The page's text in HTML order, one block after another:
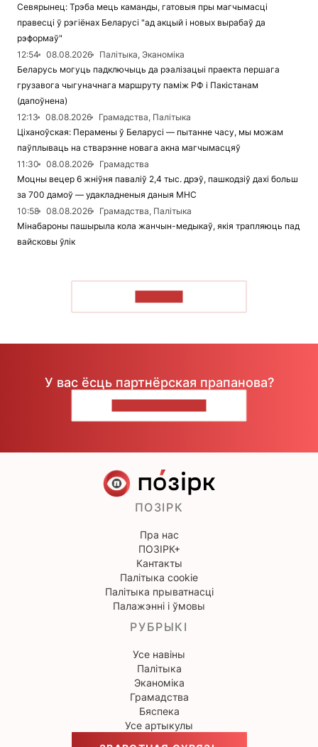
Севярынец: Трэба мець каманды, гатовыя пры магчымасці
правесці ў рэгіёнах Беларусі "ад акцый і новых вырабаў да
рэформаў"
12:54
08.08.2026
Палітыка, Эканоміка
Беларусь могуць падключыць да рэалізацыі праекта першага
грузавога чыгуначнага маршруту паміж РФ і Пакістанам
(дапоўнена)
12:13
08.08.2026
Грамадства, Палітыка
Ціханоўская: Перамены ў Беларусі — пытанне часу, мы можам
паўплываць на стварэнне новага акна магчымасцяў
11:30
08.08.2026
Грамадства
Моцны вецер 6 жніўня паваліў 2,4 тыс. дрэў, пашкодзіў дахі больш
за 700 дамоў — удакладненыя даныя МНС
10:58
08.08.2026
Грамадства, Палітыка
Мінабароны пашырыла кола жанчын-медыкаў, якія трапляюць пад
вайсковы ўлік
У вас ёсць партнёрская прапанова?
ПОЗІРК
Пра нас
ПОЗІРК+
Кантакты
Палітыка cookie
Палітыка прыватнасці
Палажэнні і ўмовы
РУБРЫКІ
Усе навіны
Палітыка
Эканоміка
Грамадства
Бяспека
Усе артыкулы